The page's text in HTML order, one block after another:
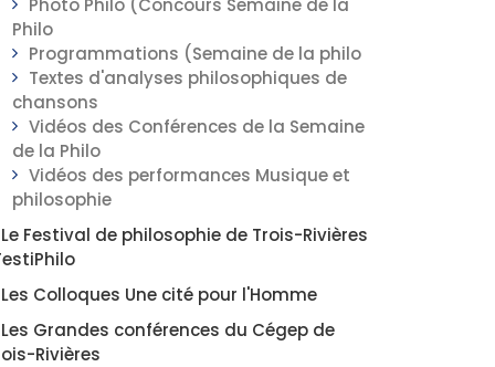
Photo Philo (Concours Semaine de la
Philo
Programmations (Semaine de la philo
Textes d'analyses philosophiques de
chansons
Vidéos des Conférences de la Semaine
de la Philo
Vidéos des performances Musique et
philosophie
Le Festival de philosophie de Trois-Rivières
Les Colloques Une cité pour l'Homme
Les Grandes conférences du Cégep de
Rivières